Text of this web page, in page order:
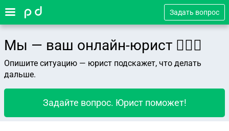
Задать вопрос
Мы — ваш онлайн-юрист 👨🏻‍⚖️
Опишите ситуацию — юрист подскажет, что делать
дальше.
Задайте вопрос. Юрист поможет!